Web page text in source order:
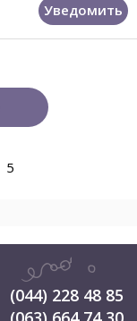
Уведомить
5
(044) 228 48 85